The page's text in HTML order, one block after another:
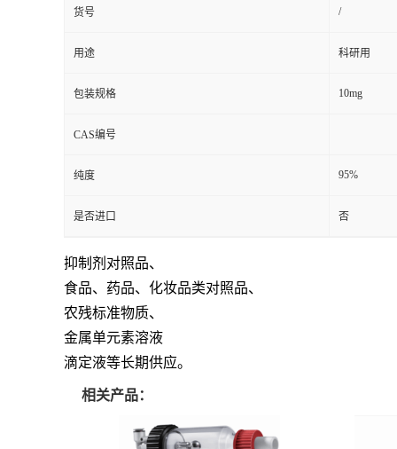
货号 /
用途 科研用
包装规格 10mg
CAS编号
纯度 95%
是否进口 否
抑制剂对照品、
食品、药品、化妆品类对照品、
农残标准物质、
金属单元素溶液
滴定液等长期供应。
相关产品：